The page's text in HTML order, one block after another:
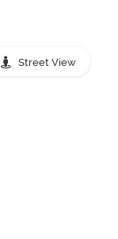
Street View